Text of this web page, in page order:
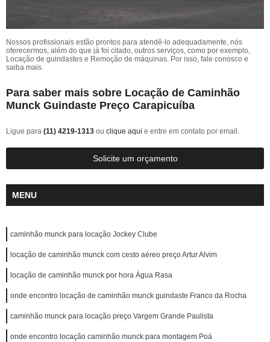
Nossos profissionais estão prontos para atendê-lo adequadamente, nós
oferecermos, além do que já foi citado, outros serviços, como por exemplo,
Locação de guindastes e Remoção de máquinas. Por isso, fale conosco e
saiba mais.
Para saber mais sobre Locação de Caminhão
Munck Guindaste Preço Carapicuíba
Ligue para (11) 4219-1313 ou clique aqui e entre em contato por email.
Solicite um orçamento
MENU
caminhão munck para locação Jockey Clube
locação de caminhão munck com cesto aéreo preço Artur Alvim
locação de caminhão munck por hora Água Rasa
onde encontro locação de caminhão munck guindaste Franco da Rocha
caminhão munck para locação preço Vargem Grande Paulista
onde encontro locação caminhão munck para montagem Poá